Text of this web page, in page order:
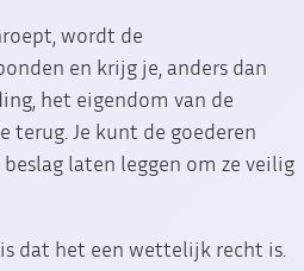
wordt de
en krijg je, anders dan
het eigendom van de
terug. Je kunt de goederen
laten leggen om ze veilig
dat het een wettelijk recht is.